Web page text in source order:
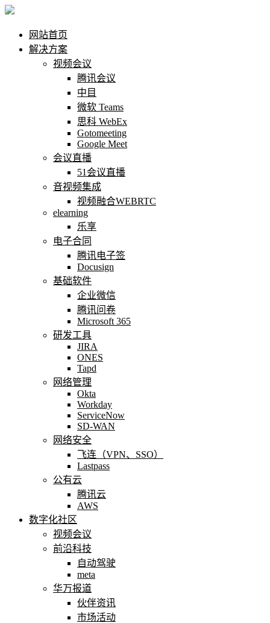
网站首页
解决方案
视频会议
腾讯会议
中目
微软 Teams
思科 WebEx
Gotomeeting
Google Meet
会议直播
51会议直播
音视频集成
视频融合WEBRTC
elearning
乐享
电子合同
腾讯电子签
Docusign
基础软件
企业微信
腾讯问卷
Microsoft 365
研发工具
JIRA
ONES
Tapd
网络管理
Okta
Workday
ServiceNow
SD-WAN
网络安全
飞连（VPN、SSO）
Lastpass
公有云
腾讯云
AWS
数字化社区
视频会议
前沿科技
自动驾驶
meta
华万报道
伙伴资讯
市场活动